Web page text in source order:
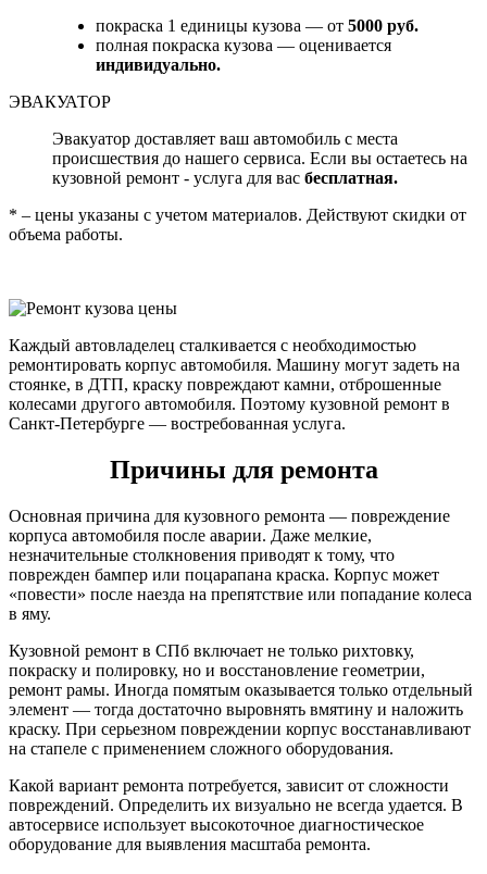
покраска 1 единицы кузова — от 5000 руб.
полная покраска кузова — оценивается
индивидуально.
ЭВАКУАТОР
Эвакуатор доставляет ваш автомобиль с места
происшествия до нашего сервиса. Если вы остаетесь на
кузовной ремонт - услуга для вас бесплатная.
* – цены указаны с учетом материалов. Действуют скидки от
объема работы.
Каждый автовладелец сталкивается с необходимостью
ремонтировать корпус автомобиля. Машину могут задеть на
стоянке, в ДТП, краску повреждают камни, отброшенные
колесами другого автомобиля. Поэтому кузовной ремонт в
Санкт-Петербурге — востребованная услуга.
Причины для ремонта
Основная причина для кузовного ремонта — повреждение
корпуса автомобиля после аварии. Даже мелкие,
незначительные столкновения приводят к тому, что
поврежден бампер или поцарапана краска. Корпус может
«повести» после наезда на препятствие или попадание колеса
в яму.
Кузовной ремонт в СПб включает не только рихтовку,
покраску и полировку, но и восстановление геометрии,
ремонт рамы. Иногда помятым оказывается только отдельный
элемент — тогда достаточно выровнять вмятину и наложить
краску. При серьезном повреждении корпус восстанавливают
на стапеле с применением сложного оборудования.
Какой вариант ремонта потребуется, зависит от сложности
повреждений. Определить их визуально не всегда удается. В
автосервисе использует высокоточное диагностическое
оборудование для выявления масштаба ремонта.